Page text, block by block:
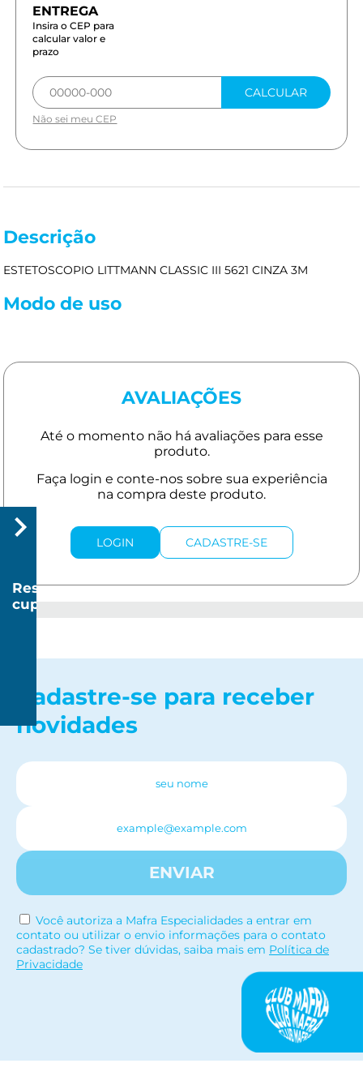
Insira o CEP para
calcular valor e
prazo
CALCULAR
Não sei meu CEP
Descrição
ESTETOSCOPIO LITTMANN CLASSIC III 5621 CINZA 3M
Modo de uso
AVALIAÇÕES
LOGIN CADASTRE-SE
Cadastre-se para receber
novidades
ENVIAR
Você autoriza a Mafra Especialidades a entrar em
contato ou utilizar o envio informações para o contato
cadastrado? Se tiver dúvidas, saiba mais em Política de
Privacidade
Resgatar
cupom
R$
150